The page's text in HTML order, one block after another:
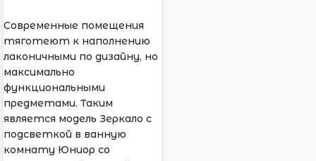
Современные помещения
тяготеют к наполнению
лаконичными по дизайну, но
максимально
функциональными
предметами. Таким
является модель Зеркало с
подсветкой в ванную
комнату Юниор со